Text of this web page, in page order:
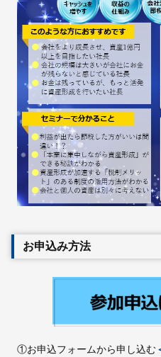
お申込み方法
①お申込フォームから申し込む